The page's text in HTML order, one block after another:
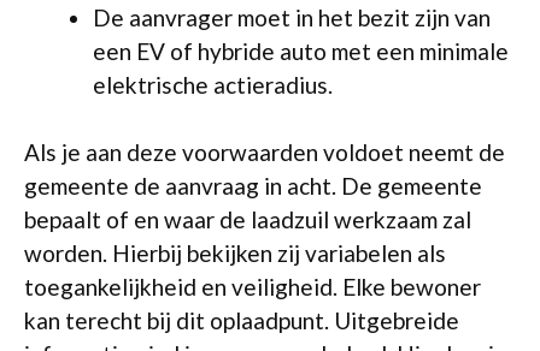
De aanvrager moet in het bezit zijn van
een EV of hybride auto met een minimale
elektrische actieradius.
Als je aan deze voorwaarden voldoet neemt de
gemeente de aanvraag in acht. De gemeente
bepaalt of en waar de laadzuil werkzaam zal
worden. Hierbij bekijken zij variabelen als
toegankelijkheid en veiligheid. Elke bewoner
kan terecht bij dit oplaadpunt. Uitgebreide